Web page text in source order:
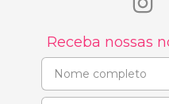
Receba nossas